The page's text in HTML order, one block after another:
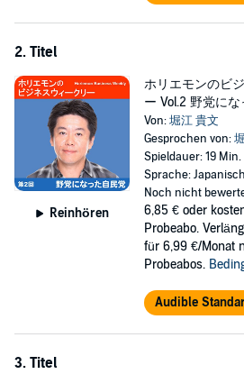
2. Titel
Reinhören
ホリエモンのビ
ー Vol.2 野党に
Von:堀江 貴文
Gesprochen von:
Spieldauer: 19 Min.
Sprache: Japanisch
Noch nicht
6,85 € oder
Probeabo.
für 6,99 €/Monat
Probeabos.
Audible
3. Titel